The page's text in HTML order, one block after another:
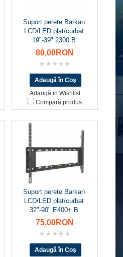
Suport perete Barkan
LCD/LED plat/curbat
19"-39" 2300.B
80,00RON
Adaugă in Wishlist
Compară produs
Suport perete Barkan
LCD/LED plat/curbat
32"-90" E400+.B
75,00RON